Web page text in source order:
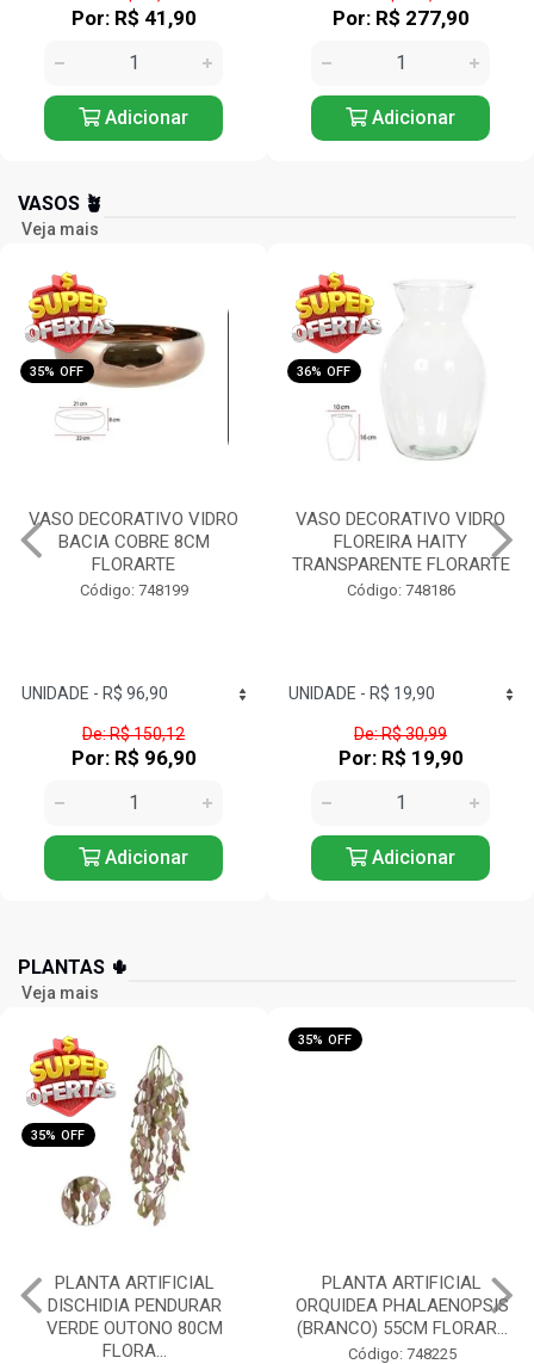
Por: R$ 277,90
Adicionar
Por: R$ 175,90
Adicionar
VASOS 🪴
Veja mais
36% OFF
VASO DECORATIVO VIDRO
FLOREIRA HAITY
TRANSPARENTE FLORARTE
Código: 748186
De: R$ 30,99
Por: R$ 19,90
Adicionar
35% OFF
VASO DECORATIVO VIDRO
TRANSPARENTE/PRETO
17CM FLORARTE
Código: 748235
De: R$ 234,99
Por: R$ 151,90
Adicionar
PLANTAS 🌵
Veja mais
35% OFF
PLANTA ARTIFICIAL
DISCHIDIA PENDURAR
VERDE OUTONO 80CM
FLORA...
PLANTA ARTIFICIAL
ORQUIDEA PHALAENOPSIS
(BRANCO) 55CM FLORAR...
Código: 748225